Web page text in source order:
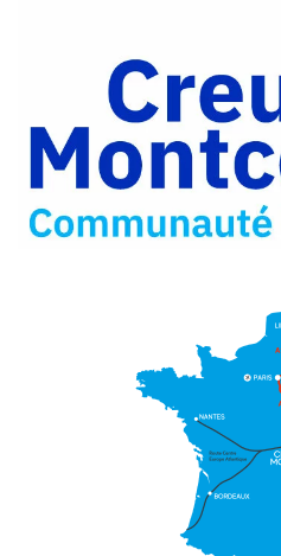
Facebook
Partager
Twitter
Partager
par
e-
mail